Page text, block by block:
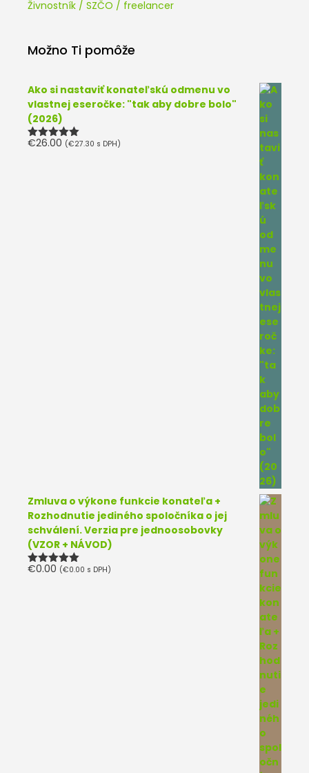
Živnostník / SZČO / freelancer
Možno Ti pomôže
Ako si nastaviť konateľskú odmenu vo
vlastnej eseročke: "tak aby dobre bolo"
(2026)
Hodnotenie
€26.00 (€27.30 s DPH)
Zmluva o výkone funkcie konateľa +
Rozhodnutie jediného spoločníka o jej
schválení. Verzia pre jednoosobovky
(VZOR + NÁVOD)
Hodnotenie
€0.00 (€0.00 s DPH)